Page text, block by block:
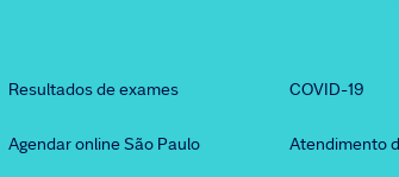
Resultados de exames
Agendar online São Paulo
COVID-19
Atendimento